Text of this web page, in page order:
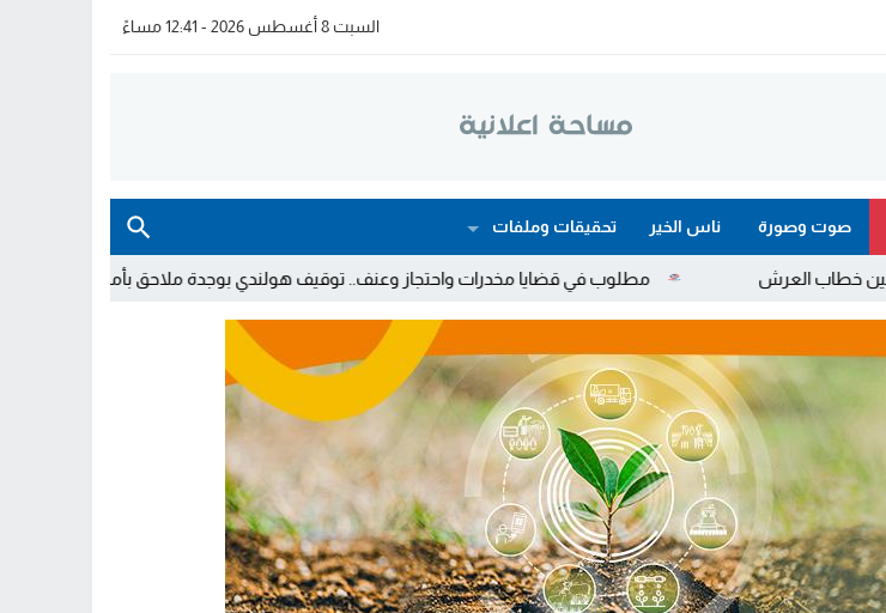
السبت 8 أغسطس 2026 - 12:41 مساءً
صوت وصورة ناس الخير تحقيقات وملفات
مطلوب في قضايا مخدرات واحتجاز وعنف.. توقيف هولندي بوجدة ملاحق بأمر دولي بإلقاء القبض